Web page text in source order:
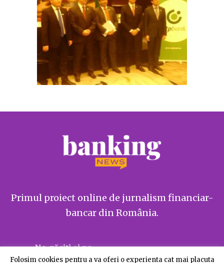
Primul proiect online de jurnalism financiar-
bancar din România.
Ne găsiți și pe
Folosim cookies pentru a va oferi o experienta cat mai placuta